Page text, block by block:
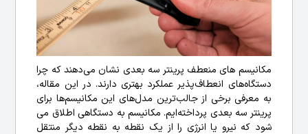
مکانیسم‌ های منعطف پرینتر سه‌ بعدی نشان می‌دهند که چرا
دستگاه‌های انعطاف‌پذیر عملکرد بهتری دارند. در این مقاله،
به معرفی برخی از جالب‌ترین مدل‌های این مکانیسم‌ها برای
پرینتر سه بعدی پرداخته‌ایم. مکانیسم به دستگاهی اطلاق می
شود که نیرو یا انرژی را از یک نقطه به نقطه دیگر منتقل